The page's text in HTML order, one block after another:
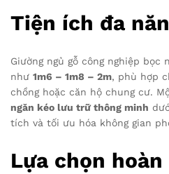
Tiện ích đa
Giường ngủ gỗ công nghiệp
như 1m6 – 1m8 – 2m, phù hợp
chồng hoặc căn hộ chung cư.
ngăn kéo lưu trữ thông minh
tích và tối ưu hóa không gian
Lựa chọn hoàn